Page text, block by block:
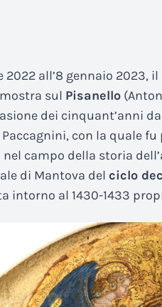
2022 all’8 gennaio 2023, il
sul Pisanello
dei cinquant’anni
Paccagnini, con la quale
campo della storia
di Mantova del ciclo
intorno al 1430-1433